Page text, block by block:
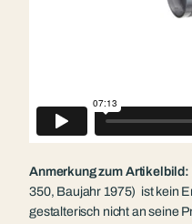
Anmerkung zum Artikelbild:
350, Baujahr 1975) ist kein
gestalterisch nicht an seine